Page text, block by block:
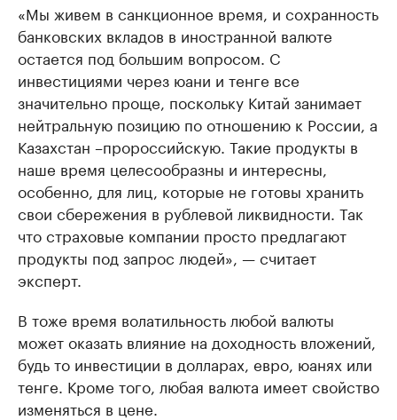
«Мы живем в санкционное время, и сохранность
банковских вкладов в иностранной валюте
остается под большим вопросом. С
инвестициями через юани и тенге все
значительно проще, поскольку Китай занимает
нейтральную позицию по отношению к России, а
Казахстан –пророссийскую. Такие продукты в
наше время целесообразны и интересны,
особенно, для лиц, которые не готовы хранить
свои сбережения в рублевой ликвидности. Так
что страховые компании просто предлагают
продукты под запрос людей», — считает
эксперт.
В тоже время волатильность любой валюты
может оказать влияние на доходность вложений,
будь то инвестиции в долларах, евро, юанях или
тенге. Кроме того, любая валюта имеет свойство
изменяться в цене.